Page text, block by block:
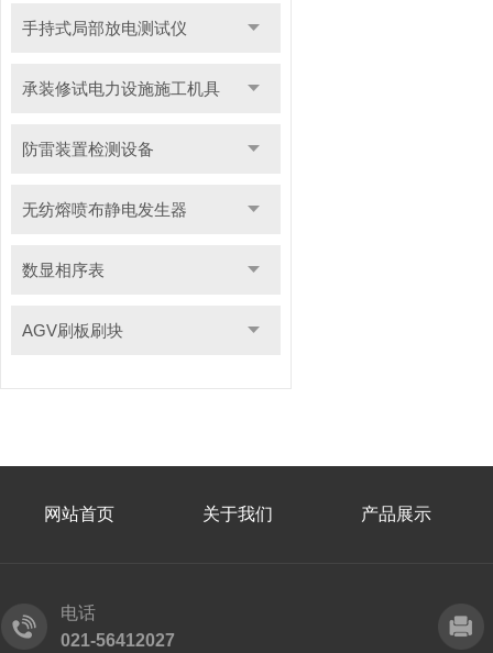
手持式局部放电测试仪
承装修试电力设施施工机具
防雷装置检测设备
无纺熔喷布静电发生器
数显相序表
AGV刷板刷块
网站首页 关于我们 产品展示
电话
021-56412027